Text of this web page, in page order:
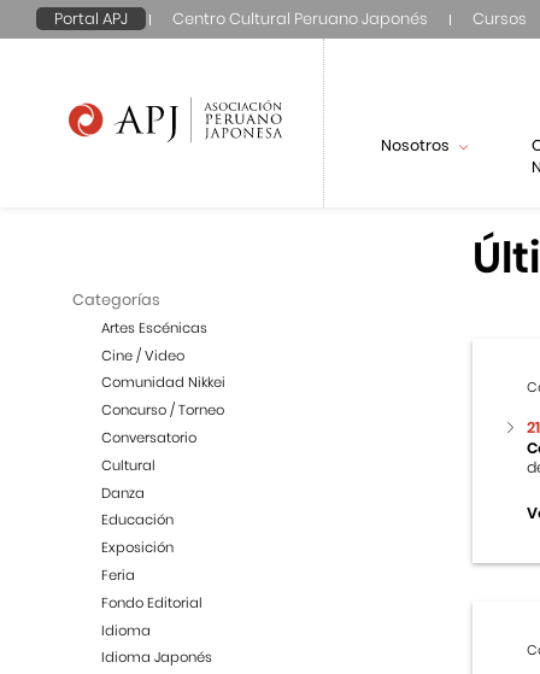
Portal APJ Centro Cultural Peruano Japonés Cursos
Nosotros
Categorías
Artes Escénicas
Cine / Video
Comunidad Nikkei
Concurso / Torneo
Conversatorio
Cultural
Danza
Educación
Exposición
Feria
Fondo Editorial
Idioma
Idioma Japonés